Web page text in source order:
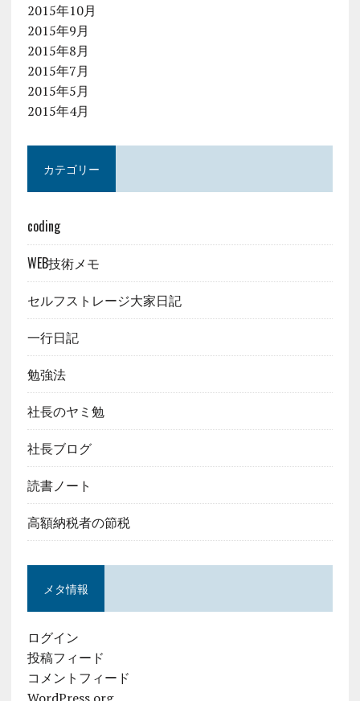
2015年10月
2015年9月
2015年8月
2015年7月
2015年5月
2015年4月
カテゴリー
coding
WEB技術メモ
セルフストレージ大家日記
一行日記
勉強法
社長のヤミ勉
社長ブログ
読書ノート
高額納税者の節税
メタ情報
ログイン
投稿フィード
コメントフィード
WordPress.org